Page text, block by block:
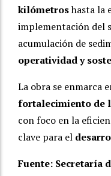
kilómetroshasta la
implementación del
acumulación de
operatividad y
La obra se enmarca
fortalecimiento de
con foco en la
clave para el
Fuente: Secretaría